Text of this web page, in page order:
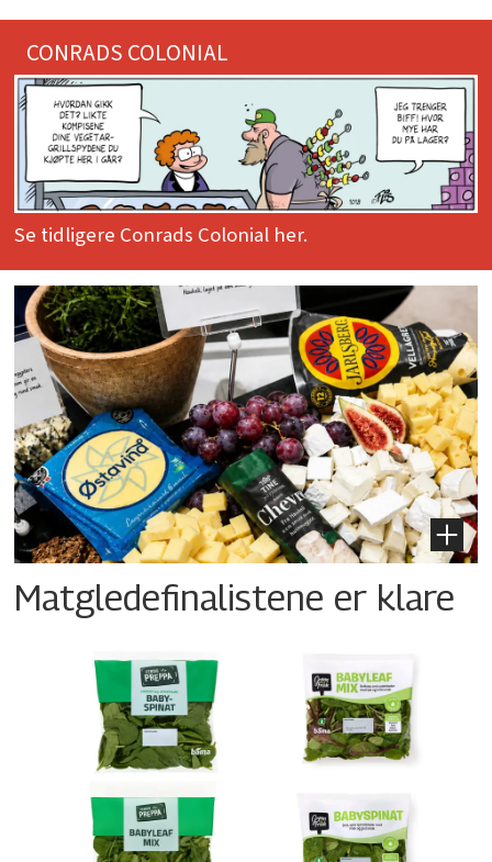
CONRADS COLONIAL
Se tidligere Conrads Colonial her.
Matgledefinalistene er klare